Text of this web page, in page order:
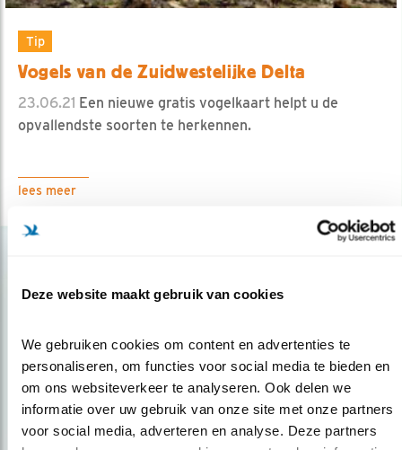
Deze website maakt gebruik van cookies
We gebruiken cookies om content en advertenties te
personaliseren, om functies voor social media te bieden en
om ons websiteverkeer te analyseren. Ook delen we
informatie over uw gebruik van onze site met onze partners
voor social media, adverteren en analyse. Deze partners
Tip
Vogels van de Zuidwestelijke Delta
23.06.21 Een nieuwe gratis vogelkaart helpt u de
opvallendste soorten te herkennen.
lees meer
Op de hoogte blijven?
Meld je aan en ontvang nieuws, inspiratie, acties en tips